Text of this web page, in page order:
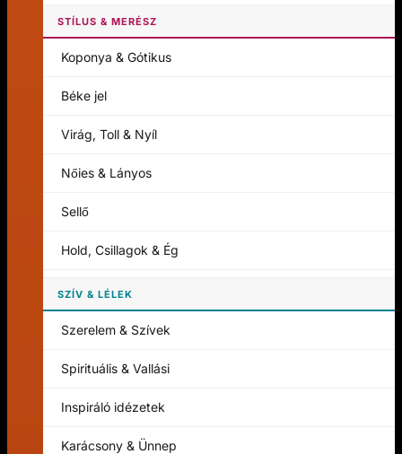
STÍLUS & MERÉSZ
Koponya & Gótikus
Béke jel
Virág, Toll & Nyíl
Nőies & Lányos
Sellő
Hold, Csillagok & Ég
SZÍV & LÉLEK
Szerelem & Szívek
Spirituális & Vallási
Inspiráló idézetek
Karácsony & Ünnep